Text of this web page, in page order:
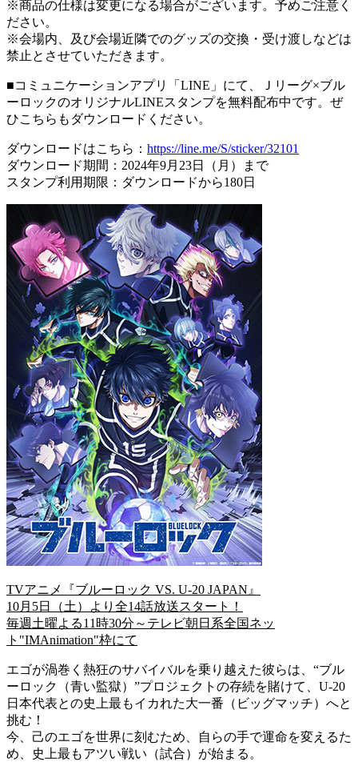
※商品の仕様は変更になる場合がございます。予めご注意く
ださい。
※会場内、及び会場近隣でのグッズの交換・受け渡しなどは
禁止とさせていただきます。
■コミュニケーションアプリ「LINE」にて、Ｊリーグ×ブル
ーロックのオリジナルLINEスタンプを無料配布中です。ぜ
ひこちらもダウンロードください。
ダウンロードはこちら： https://line.me/S/sticker/32101
ダウンロード期間：2024年9月23日（月）まで
スタンプ利用期限：ダウンロードから180日
TVアニメ『ブルーロック VS. U-20 JAPAN』
10月5日（土）より全14話放送スタート！
毎週土曜よる11時30分～テレビ朝日系全国ネッ
ト"IMAnimation"枠にて
エゴが渦巻く熱狂のサバイバルを乗り越えた彼らは、“ブル
ーロック（青い監獄）”プロジェクトの存続を賭けて、U-20
日本代表との史上最もイカれた大一番（ビッグマッチ）へと
挑む！
今、己のエゴを世界に刻むため、自らの手で運命を変えるた
め、史上最もアツい戦い（試合）が始まる。